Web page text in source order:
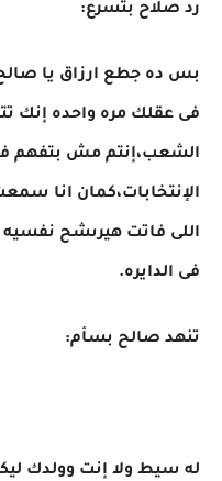
رد صلاح بتسرع:
بس ده جطع ارزاق يا
فى عقلك مره واحده إنك
الشعب،إنتم مش بتفهم
الإنتخابات،كمان انا
اللى فاتت هيرىشح
فى الدايره.
تنهد صالح بسأم:
له سيط ولا إنت وولدك